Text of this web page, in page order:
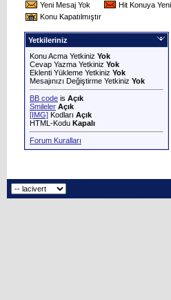
Yeni Mesaj Yok
Hit Konuya
Konu Kapatılmıştır
Yetkileriniz
Konu Acma Yetkiniz Yok
Cevap Yazma Yetkiniz Yok
Eklenti Yükleme Yetkiniz Yok
Mesajınızı Değiştirme Yetkiniz Yok
BB code is Açık
Smileler Açık
[IMG] Kodları Açık
HTML-Kodu Kapalı
Forum Kuralları